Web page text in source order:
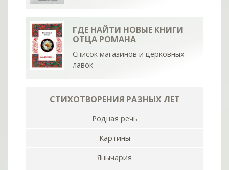
ГДЕ НАЙТИ НОВЫЕ КНИГИ
ОТЦА РОМАНА
Список магазинов и церковных
лавок
СТИХОТВОРЕНИЯ РАЗНЫХ ЛЕТ
Родная речь
Картины
Янычария